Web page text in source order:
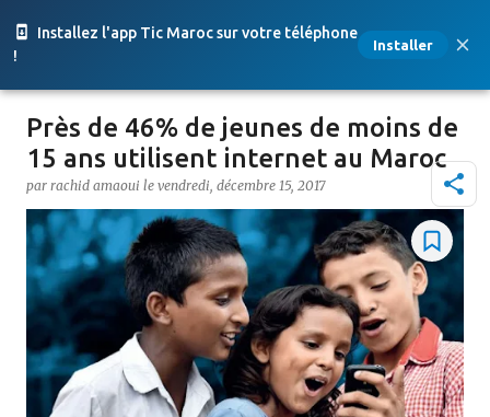
Installez l'app Tic Maroc sur votre téléphone
!
Installer
Accéder au contenu principal
Près de 46% de jeunes de moins de
15 ans utilisent internet au Maroc
par rachid amaoui le vendredi, décembre 15, 2017